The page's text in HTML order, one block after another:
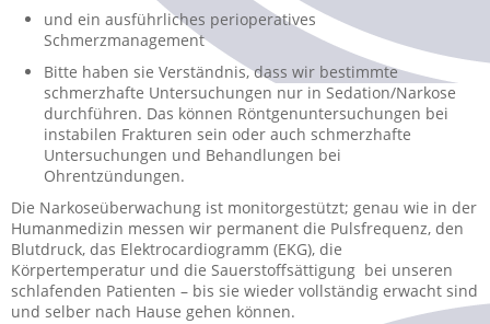
und ein ausführliches perioperatives
Schmerzmanagement
Bitte haben sie Verständnis, dass wir bestimmte
schmerzhafte Untersuchungen nur in Sedation/Narkose
durchführen. Das können Röntgenuntersuchungen bei
instabilen Frakturen sein oder auch schmerzhafte
Untersuchungen und Behandlungen bei
Ohrentzündungen.
Die Narkoseüberwachung ist monitorgestützt; genau wie in der
Humanmedizin messen wir permanent die Pulsfrequenz, den
Blutdruck, das Elektrocardiogramm (EKG), die
Körpertemperatur und die Sauerstoffsättigung bei unseren
schlafenden Patienten – bis sie wieder vollständig erwacht sind
und selber nach Hause gehen können.